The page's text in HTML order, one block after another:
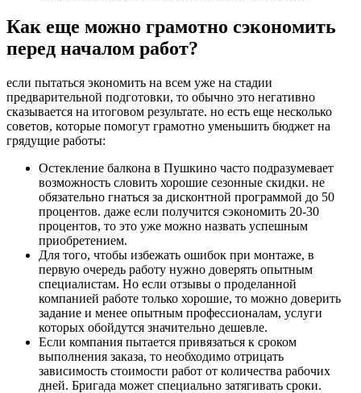
Как еще можно грамотно сэкономить
перед началом работ?
если пытаться экономить на всем уже на стадии
предварительной подготовки, то обычно это негативно
сказывается на итоговом результате. но есть еще несколько
советов, которые помогут грамотно уменьшить бюджет на
грядущие работы:
Остекление балкона в Пушкино часто подразумевает
возможность словить хорошие сезонные скидки. не
обязательно гнаться за дисконтной программой до 50
процентов. даже если получится сэкономить 20-30
процентов, то это уже можно назвать успешным
приобретением.
Для того, чтобы избежать ошибок при монтаже, в
первую очередь работу нужно доверять опытным
специалистам. Но если отзывы о проделанной
компанией работе только хорошие, то можно доверить
задание и менее опытным профессионалам, услуги
которых обойдутся значительно дешевле.
Если компания пытается привязаться к сроком
выполнения заказа, то необходимо отрицать
зависимость стоимости работ от количества рабочих
дней. Бригада может специально затягивать сроки.